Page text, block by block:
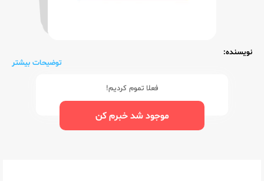
نویسنده:
توضیحات بیشتر
فعلا تموم کردیم!
موجود شد خبرم کن